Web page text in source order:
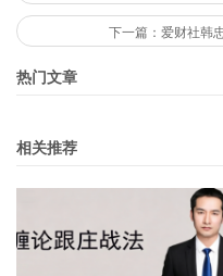
下一篇：爱财社韩
热门文章
相关推荐